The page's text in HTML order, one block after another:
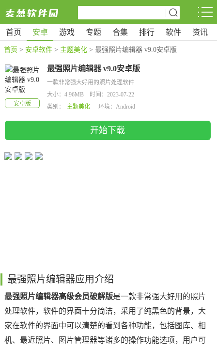
首页 安卓 游戏 专题 合集 排行 软件 资讯
首页 > 安卓软件 > 主题美化 > 最强照片编辑器 v9.0安卓版
安卓版
最强照片编辑器 v9.0安卓版
一款非常强大好用的照片处理软件
大小：4.96MB 时间：2023-07-22
类别：
主题美化 环境：Android
开始下载
最强照片编辑器应用介绍
最强照片编辑器高级会员破解版是一款非常强大好用的照片
处理软件，软件的界面十分简洁，采用了纯黑色的背景，大
家在软件的界面中可以清楚的看到各种功能，包括图库、相
机、最近照片、图片管理器等诸多的操作功能选项，用户可